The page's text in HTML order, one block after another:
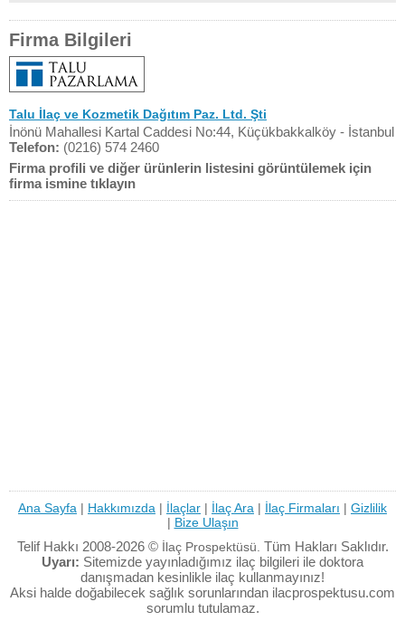
Firma Bilgileri
Talu İlaç ve Kozmetik Dağıtım Paz. Ltd. Şti
İnönü Mahallesi Kartal Caddesi No:44, Küçükbakkalköy - İstanbul
Telefon: (0216) 574 2460
Firma profili ve diğer ürünlerin listesini görüntülemek için
firma ismine tıklayın
Ana Sayfa | Hakkımızda | İlaçlar | İlaç Ara | İlaç Firmaları | Gizlilik
| Bize Ulaşın
Telif Hakkı 2008-2026 © İlaç Prospektüsü. Tüm Hakları Saklıdır.
Uyarı: Sitemizde yayınladığımız ilaç bilgileri ile doktora
danışmadan kesinlikle ilaç kullanmayınız!
Aksi halde doğabilecek sağlık sorunlarından ilacprospektusu.com
sorumlu tutulamaz.